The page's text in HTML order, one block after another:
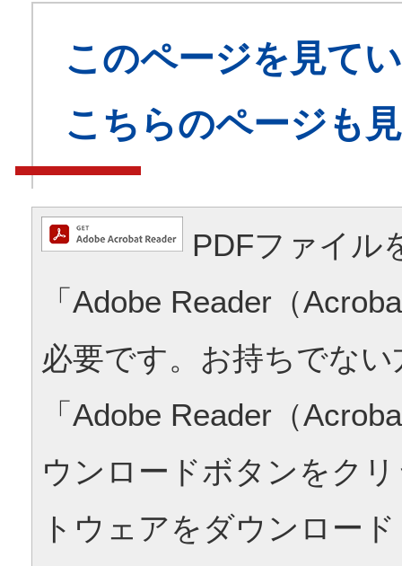
このページを見て
こちらのページも
PDFファイル
「Adobe Reader（
必要です。お持ちでな
「Adobe Reader（
ウンロードボタンをク
トウェアをダウンロー